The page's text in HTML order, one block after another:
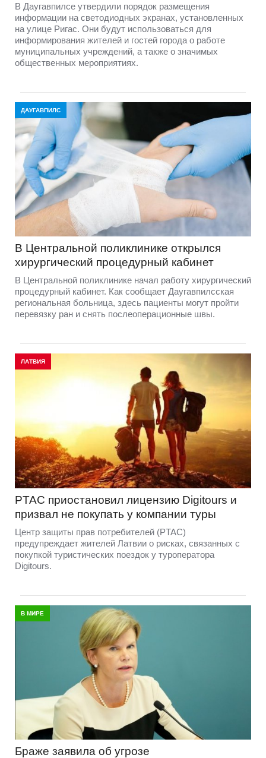
В Даугавпилсе утвердили порядок размещения
информации на светодиодных экранах, установленных
на улице Ригас. Они будут использоваться для
информирования жителей и гостей города о работе
муниципальных учреждений, а также о значимых
общественных мероприятиях.
ДАУГАВПИЛС
В Центральной поликлинике открылся
хирургический процедурный кабинет
В Центральной поликлинике начал работу хирургический
процедурный кабинет. Как сообщает Даугавпилсская
региональная больница, здесь пациенты могут пройти
перевязку ран и снять послеоперационные швы.
ЛАТВИЯ
PTAC приостановил лицензию Digitours и
призвал не покупать у компании туры
Центр защиты прав потребителей (PTAC)
предупреждает жителей Латвии о рисках, связанных с
покупкой туристических поездок у туроператора
Digitours.
В МИРЕ
Браже заявила об угрозе